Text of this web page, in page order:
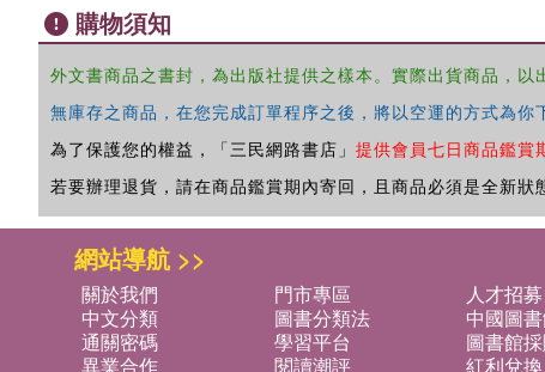
購物須知
外文書商品之書封，為出版社提供之樣本。實際出貨商品，
無庫存之商品，在您完成訂單程序之後，將以空運的方式為
為了保護您的權益，「三民網路書店」 提供會員七日商品鑑賞
若要辦理退貨，請在商品鑑賞期內寄回，且商品必須是全新
網站導航 >>
關於我們 門市專區 人才招募
中文分類
圖書分類法 中國圖
通關密碼
學習平台 圖書館
異業合作
閱讀潮評 紅利兌換